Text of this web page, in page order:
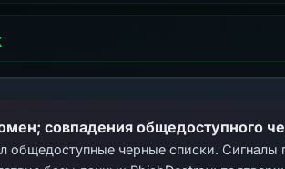
совпадения общедоступного
общедоступные черные списки.